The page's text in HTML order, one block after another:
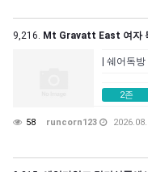
9,216. Mt Gravatt East 여자
| 쉐어독방
2존
58 runcorn123